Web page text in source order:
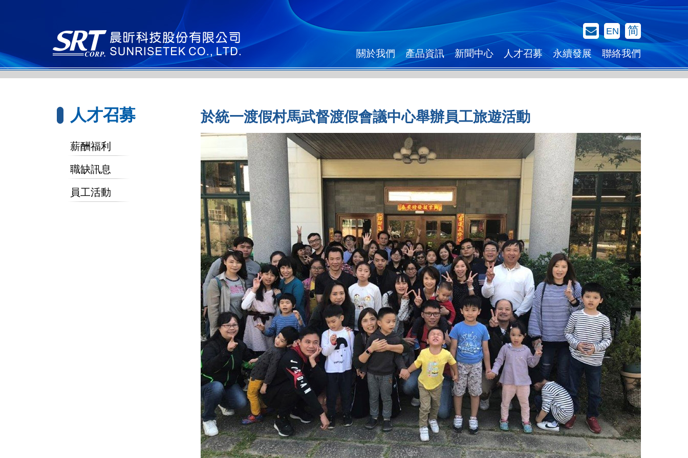
简
EN
聯絡我們
聯絡我們
永續發展
人才召募
新聞中心
產品資訊
關於我們
人才召募
薪酬福利
職缺訊息
員工活動
於統一渡假村馬武督渡假會議中心舉辦員工旅遊活動